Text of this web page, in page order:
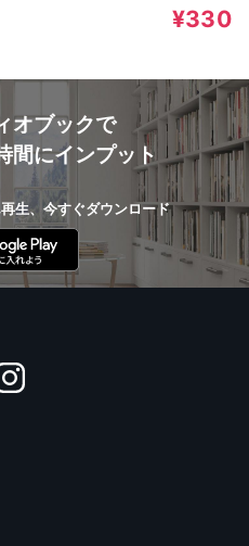
¥330
オブックで
間にインプット
生、今すぐダウンロード